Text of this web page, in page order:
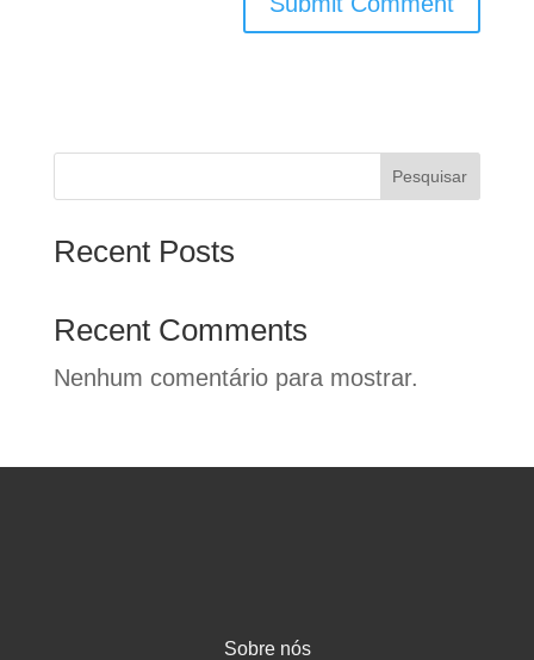
Pesquisar
Recent Posts
Recent Comments
Nenhum comentário para mostrar.
Sobre nós